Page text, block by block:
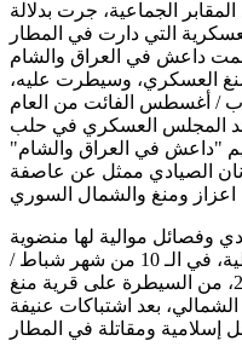
الجماعية، جرت بدلالة
التي دارت في المطار
حين هاجمت داعش في العراق والشام
العسكري، وسيطرت عليه،
/ أغسطس الفائت من العام
قائد المجلس العسكري في حلب
"داعش في العراق والشام"
الصيادي ممثل عن عاصفة
وفصائل موالية لها منضوية
تحت راية قوات سورية الديمقراطية، في الـ 10 من شهر شباط /
فبراير الفائت من العام الجاري 2016، من السيطرة على قرية منغ
بعد اشتباكات عنيفة